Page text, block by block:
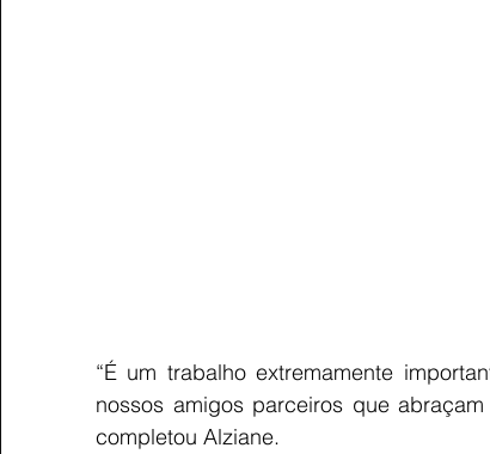
“É um trabalho extremamente
nossos amigos parceiros que
completou Alziane.